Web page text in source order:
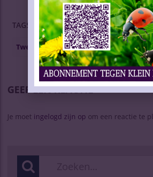
TAGS Alcoholbeleid Drank- en
Tweede Kamerverkiezingen
GEEF EEN REACTIE
Je moet ingelogd zijn op om een reactie te